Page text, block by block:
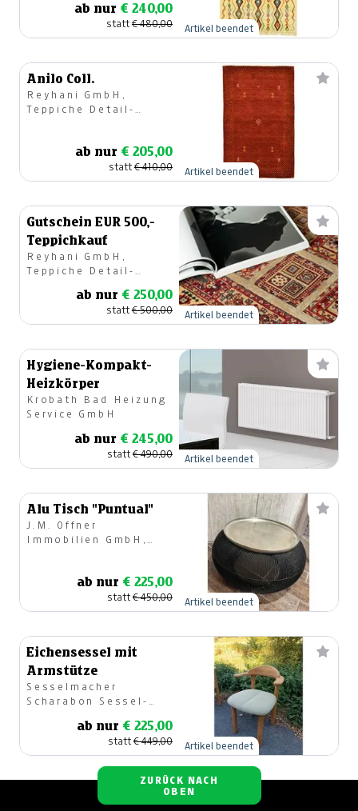
ab nur € 240,00
statt€ 480,00 Artikel beendet
Anilo Coll.
Reyhani GmbH,
Teppiche Detail-
ab nur € 205,00
statt€ 410,00 Artikel beendet
Gutschein EUR 500,-
Teppichkauf
Reyhani GmbH,
Teppiche Detail-
ab nur € 250,00
statt€ 500,00 Artikel beendet
Hygiene-Kompakt-
Heizkörper
Krobath Bad Heizung
Service GmbH
ab nur € 245,00
statt€ 490,00 Artikel beendet
Alu Tisch "Puntual"
J.M. Offner
Immobilien GmbH,
ab nur € 225,00
statt€ 450,00 Artikel beendet
Eichensessel mit
Armstütze
Sesselmacher
Scharabon Sessel-
ab nur € 225,00
statt€ 449,00 Artikel beendet
ZURÜCK NACH
OBEN